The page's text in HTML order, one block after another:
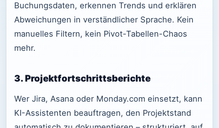
Buchungsdaten, erkennen Trends und erklären
Abweichungen in verständlicher Sprache. Kein
manuelles Filtern, kein Pivot-Tabellen-Chaos
mehr.
3. Projektfortschrittsberichte
Wer Jira, Asana oder Monday.com einsetzt, kann
KI-Assistenten beauftragen, den Projektstand